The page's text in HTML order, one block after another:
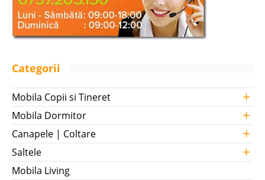
Categorii
Mobila Copii si Tineret +
Mobila Dormitor +
Canapele | Coltare +
Saltele +
Mobila Living